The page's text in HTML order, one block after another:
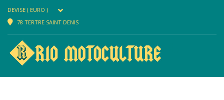
DEVISE ( EURO )
78 TERTRE SAINT DENIS